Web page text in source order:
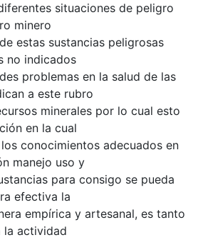
situaciones de peligro
minero
estas sustancias peligrosas
no indicados
problemas en la salud de las
a este rubro
minerales por lo cual esto
en la cual
conocimientos adecuados en
manejo uso y
para consigo se pueda
efectiva la
empírica y artesanal, es tanto
la actividad